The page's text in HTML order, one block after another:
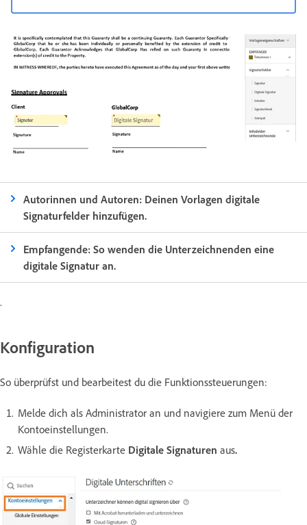
Autorinnen und Autoren: Deinen Vorlagen digitale
Signaturfelder hinzufügen.
Empfangende: So wenden die Unterzeichnenden eine
digitale Signatur an.
.
Konfiguration
So überprüfst und bearbeitest du die Funktionssteuerungen:
Melde dich als Administrator an und navigiere zum Menü der
Kontoeinstellungen.
Wähle die Registerkarte Digitale Signaturen aus.